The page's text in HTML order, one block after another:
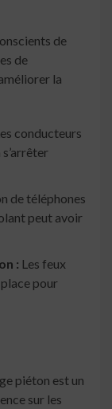
de
de
la
conducteurs
de téléphones
peut avoir
: Les feux
pour
piéton est un
sur les